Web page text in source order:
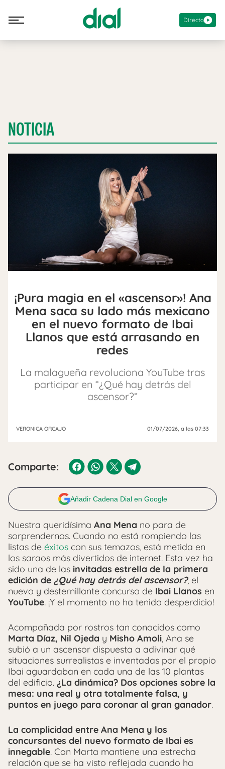
Directo
NOTICIA
¡Pura magia en el «ascensor»! Ana
Mena saca su lado más mexicano
en el nuevo formato de Ibai
Llanos que está arrasando en
redes
La malagueña revoluciona YouTube tras
participar en “¿Qué hay detrás del
ascensor?”
VERONICA ORCAJO 01/07/2026, a las 07:33
Comparte:
Añadir Cadena Dial en Google
Nuestra queridísima Ana Mena no para de
sorprendernos. Cuando no está rompiendo las
listas de éxitos con sus temazos, está metida en
los saraos más divertidos de internet. Esta vez ha
sido una de las invitadas estrella de la primera
edición de ¿Qué hay detrás del ascensor?, el
nuevo y desternillante concurso de Ibai Llanos en
YouTube. ¡Y el momento no ha tenido desperdicio!
Acompañada por rostros tan conocidos como
Marta Díaz, Nil Ojeda y Misho Amoli, Ana se
subió a un ascensor dispuesta a adivinar qué
situaciones surrealistas e inventadas por el propio
Ibai aguardaban en cada una de las 10 plantas
del edificio. ¿La dinámica? Dos opciones sobre la
mesa: una real y otra totalmente falsa, y
puntos en juego para coronar al gran ganador.
La complicidad entre Ana Mena y los
concursantes del nuevo formato de Ibai es
innegable. Con Marta mantiene una estrecha
relación que se ha visto reflejada cuando ha